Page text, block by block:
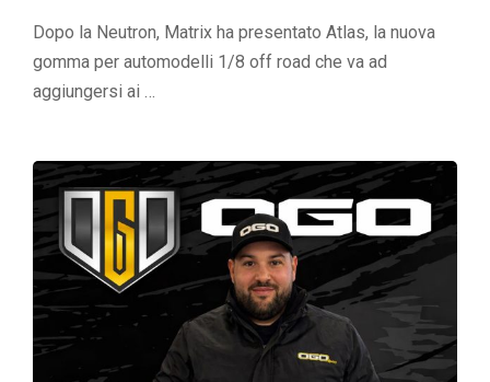
Dopo la Neutron, Matrix ha presentato Atlas, la nuova
gomma per automodelli 1/8 off road che va ad
aggiungersi ai …